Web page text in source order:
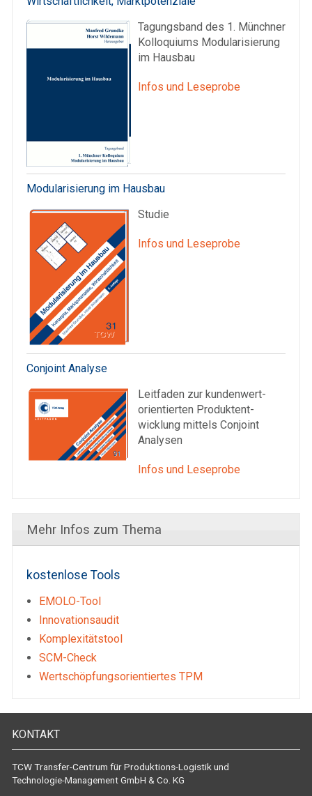
Tagungsband des 1. Münchner
Kolloquiums Modularisierung
im Hausbau
Infos und Leseprobe
Modularisierung im Hausbau
Studie
Infos und Leseprobe
Conjoint Analyse
Leitfaden zur kunden­wert­
orientierten Produkt­ent­
wicklung mittels Conjoint
Analysen
Infos und Leseprobe
Mehr Infos zum Thema
kostenlose Tools
EMOLO-Tool
Innovationsaudit
Komplexitätstool
SCM-Check
Wertschöpfungsorientiertes TPM
KONTAKT
TCW Transfer-Centrum für Produktions-Logistik und
Technologie-Management GmbH & Co. KG